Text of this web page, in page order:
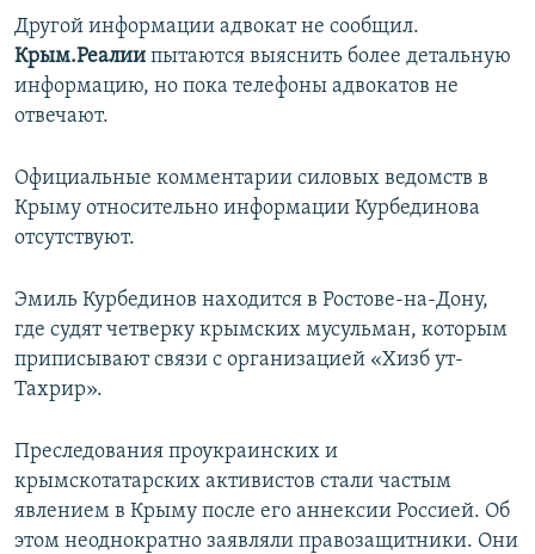
Другой информации адвокат не сообщил.
Крым.Реалии пытаются выяснить более детальную
информацию, но пока телефоны адвокатов не
отвечают.
Официальные комментарии силовых ведомств в
Крыму относительно информации Курбединова
отсутствуют.
Эмиль Курбединов находится в Ростове-на-Дону,
где судят четверку крымских мусульман, которым
приписывают связи с организацией «Хизб ут-
Тахрир».
Преследования проукраинских и
крымскотатарских активистов стали частым
явлением в Крыму после его аннексии Россией. Об
этом неоднократно заявляли правозащитники. Они